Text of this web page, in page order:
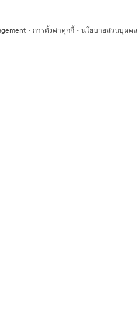
· การตั้งค่าคุกกี้· นโยบายส่วนบุคคล